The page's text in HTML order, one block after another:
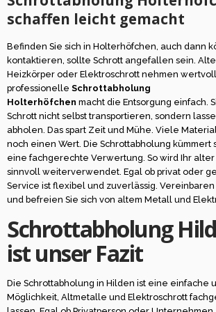
schaffen leicht gemacht
Befinden Sie sich in Holterhöfchen, auch dann
kontaktieren, sollte Schrott angefallen sein.
Heizkörper oder Elektroschrott nehmen
professionelle Schrottabholung
Holterhöfchen macht die Entsorgung einfach.
Schrott nicht selbst transportieren, sondern
abholen. Das spart Zeit und Mühe. Viele
noch einen Wert. Die Schrottabholung kümmert
eine fachgerechte Verwertung. So wird Ihr
sinnvoll weiterverwendet. Egal ob privat oder
Service ist flexibel und zuverlässig.
und befreien Sie sich von altem Metall und
Schrottabholung
ist unser Fazit
Die Schrottabholung in Hilden ist eine einfache
Möglichkeit, Altmetalle und Elektroschrott